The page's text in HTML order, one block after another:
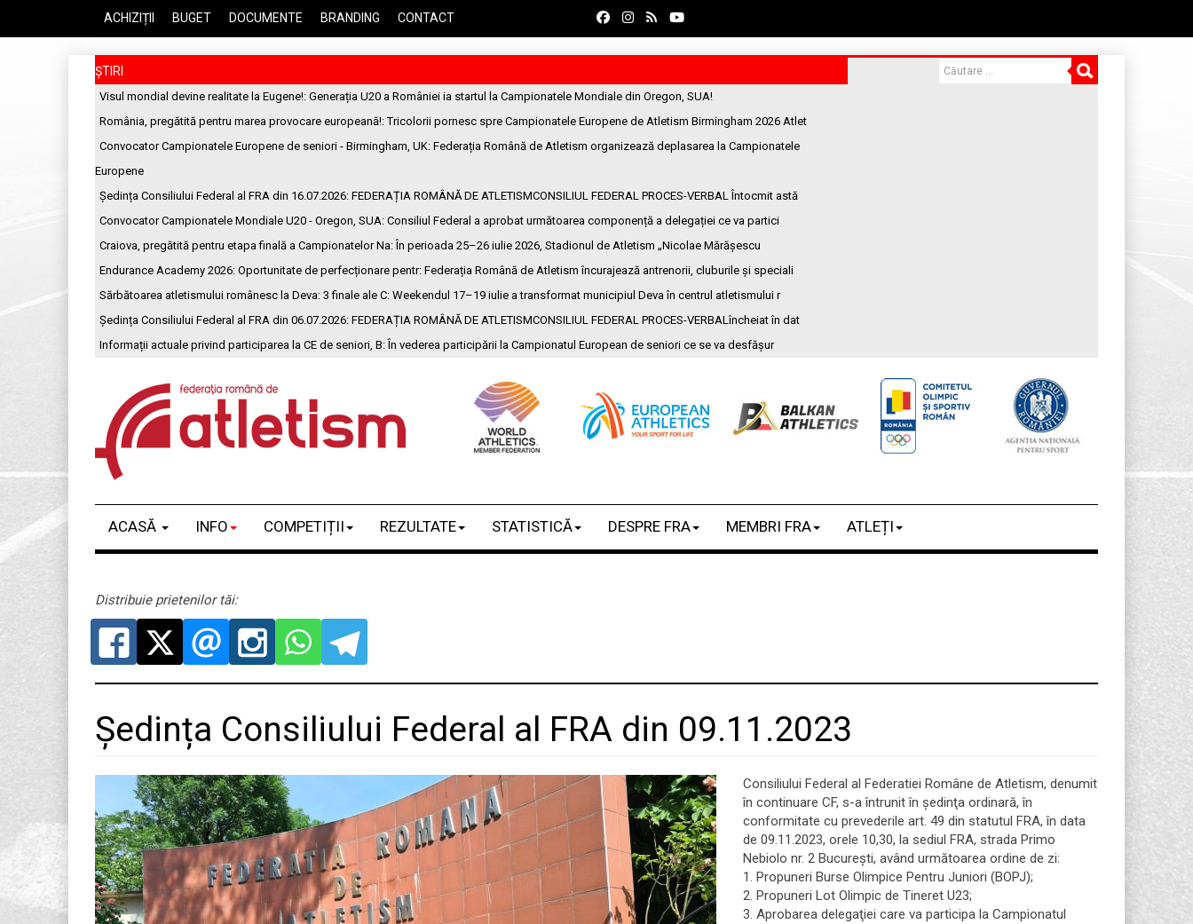
ACHIZIȚII BUGET DOCUMENTE BRANDING CONTACT
ȘTIRI
Visul mondial devine realitate la Eugene!: Generația U20 a României ia startul la Campionatele Mondiale din Oregon, SUA!
România, pregătită pentru marea provocare europeană!: Tricolorii pornesc spre Campionatele Europene de Atletism Birmingham 2026 Atlet
Convocator Campionatele Europene de seniori - Birmingham, UK: Federația Română de Atletism organizează deplasarea la Campionatele
Europene
Ședința Consiliului Federal al FRA din 16.07.2026: FEDERAȚIA ROMÂNĂ DE ATLETISMCONSILIUL FEDERAL PROCES-VERBAL Întocmit astă
Convocator Campionatele Mondiale U20 - Oregon, SUA: Consiliul Federal a aprobat următoarea componență a delegației ce va partici
Craiova, pregătită pentru etapa finală a Campionatelor Na: În perioada 25–26 iulie 2026, Stadionul de Atletism „Nicolae Mărășescu
Endurance Academy 2026: Oportunitate de perfecționare pentr: Federația Română de Atletism încurajează antrenorii, cluburile și speciali
Sărbătoarea atletismului românesc la Deva: 3 finale ale C: Weekendul 17–19 iulie a transformat municipiul Deva în centrul atletismului r
Ședința Consiliului Federal al FRA din 06.07.2026: FEDERAȚIA ROMÂNĂ DE ATLETISMCONSILIUL FEDERAL PROCES-VERBALîncheiat în dat
Informații actuale privind participarea la CE de seniori, B: În vederea participării la Campionatul European de seniori ce se va desfășur
ACASĂ INFO COMPETIȚII REZULTATE STATISTICĂ DESPRE FRA MEMBRI FRA ATLEȚI
Distribuie prietenilor tăi:
Ședința Consiliului Federal al FRA din 09.11.2023
Consiliului Federal al Federatiei Române de Atletism, denumit
în continuare CF, s-a întrunit în şedinţa ordinară, în
conformitate cu prevederile art. 49 din statutul FRA, în data
de 09.11.2023, orele 10,30, la sediul FRA, strada Primo
Nebiolo nr. 2 Bucureşti, având următoarea ordine de zi:
1. Propuneri Burse Olimpice Pentru Juniori (BOPJ);
2. Propuneri Lot Olimpic de Tineret U23;
3. Aprobarea delegaţiei care va participa la Campionatul